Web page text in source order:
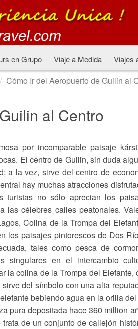
en Grupo Viaje a Medida Viajes
Cómo Ir del Aeropuerto de Guilin al
al Centro
por incomparable paisaje
El centro de Guilin, sin duda
a la vez, sirve del centro de
hay muchas atracciones
turistas no sólo aprecian los
las célebres calles peatonales.
Colina de la Trompa del
los paisajes pintorescos de Dos
tales como pesca de
singulares en el intercambio
la colina de la Trompa del Elefante,
del símbolo con una alta
bebiendo agua en la orilla del
pura depositada hace 360 million
de un conjunto de callejón